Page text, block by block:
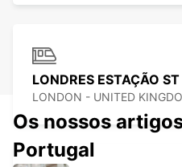
LONDRES ESTAÇÃO
LONDON - UNITED
Os nossos
Portugal